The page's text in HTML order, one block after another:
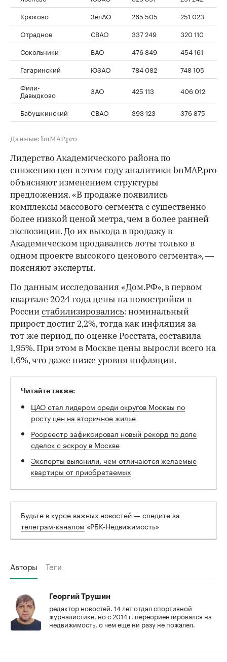
Крюково
ЗелАО 265 505
251 023
Отрадное
СВАО 337 249
320 110
Сокольники
ВАО 476 849
454 161
Гагаринский
ЮЗАО 784 082
748 105
Фили-
Давыдково ЗАО 425 113 406 012
Бабушкинский СВАО 393 123 376 875
Данные: bnMAP.pro
Лидерство Академического района по
снижению цен в этом году аналитики bnMAP.pro
объясняют изменением структуры
предложения. «В продаже появились
комплексы массового сегмента с существенно
более низкой ценой метра, чем в более ранней
экспозиции. До их выхода в продажу в
Академическом продавались лоты только в
одном проекте высокого ценового сегмента», —
поясняют эксперты.
По данным исследования «Дом.РФ», в первом
квартале 2024 года цены на новостройки в
России стабилизировались: номинальный
прирост достиг 2,2%, тогда как инфляция за
тот же период, по оценке Росстата, составила
1,95%. При этом в Москве цены выросли всего на
1,6%, что даже ниже уровня инфляции.
Читайте также:
ЦАО стал лидером среди округов Москвы по
росту цен на вторичное жилье
Росреестр зафиксировал новый рекорд по доле
сделок с эскроу в Москве
Эксперты выяснили, чем отличаются желаемые
квартиры от приобретаемых
Будьте в курсе важных новостей — следите за
телеграм-каналом «РБК-Недвижимость»
Авторы Теги
Георгий Трушин
редактор новостей. 14 лет отдал спортивной
журналистике, но с 2014 г. переориентировался на
недвижимость, о чем еще ни разу не пожалел.